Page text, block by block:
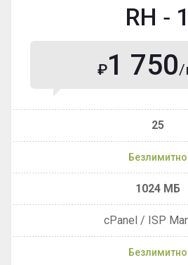
RH ‐ 1
₽1 750/
25
Безлимитно
1024 МБ
cPanel / ISP
Безлимитно